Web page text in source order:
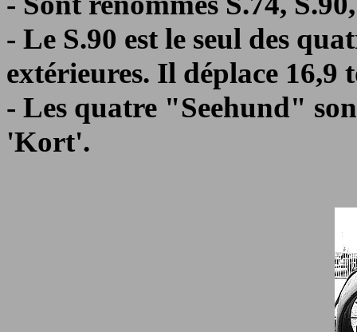
- Le S.90 est le seul des
extérieures. Il déplace 16,9
- Les quatre "Seehund"
'Kort'.